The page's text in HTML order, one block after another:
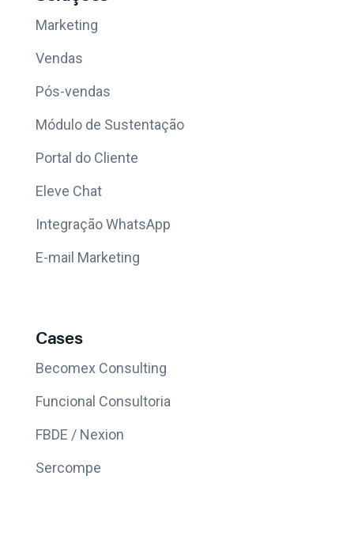
Marketing
Vendas
Pós-vendas
Módulo de Sustentação
Portal do Cliente
Eleve Chat
Integração WhatsApp
E-mail Marketing
Cases
Becomex Consulting
Funcional Consultoria
FBDE / Nexion
Sercompe